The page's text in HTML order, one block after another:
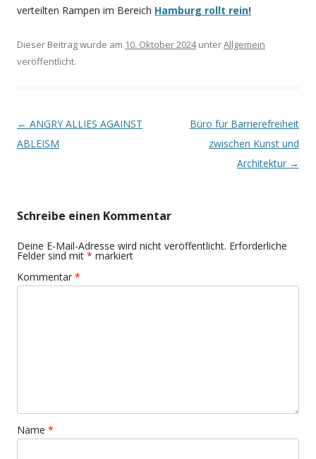
verteilten Rampen im Bereich Hamburg rollt rein!
Dieser Beitrag wurde am 10. Oktober 2024unterAllgemein
veröffentlicht.
Beitragsnavigation
← ANGRY ALLIES AGAINST
ABLEISM
Büro für Barrierefreiheit
zwischen Kunst und
Architektur →
Schreibe einen Kommentar
Deine E-Mail-Adresse wird nicht veröffentlicht. Erforderliche
Felder sind mit * markiert
Kommentar *
Name *